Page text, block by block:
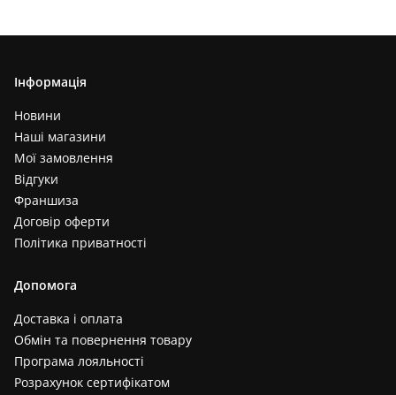
Інформація
Новини
Наші магазини
Мої замовлення
Відгуки
Франшиза
Договір оферти
Політика приватності
Допомога
Доставка і оплата
Обмін та повернення товару
Програма лояльності
Розрахунок сертифікатом